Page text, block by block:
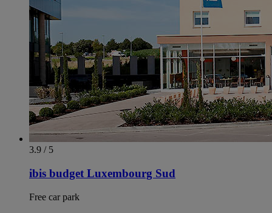
3.9 / 5
ibis budget Luxembourg Sud
Free car park